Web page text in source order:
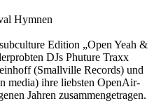
Hymnen
Edition „Open Yeah &
DJs Phuture Traxx
(Smallville Records) und
media) ihre liebsten OpenAir-
Jahren zusammengetragen.